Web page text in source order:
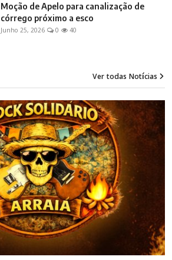
Moção de Apelo para canalização de
córrego próximo a esco
Junho 25, 2026 0 40
Ver todas Notícias